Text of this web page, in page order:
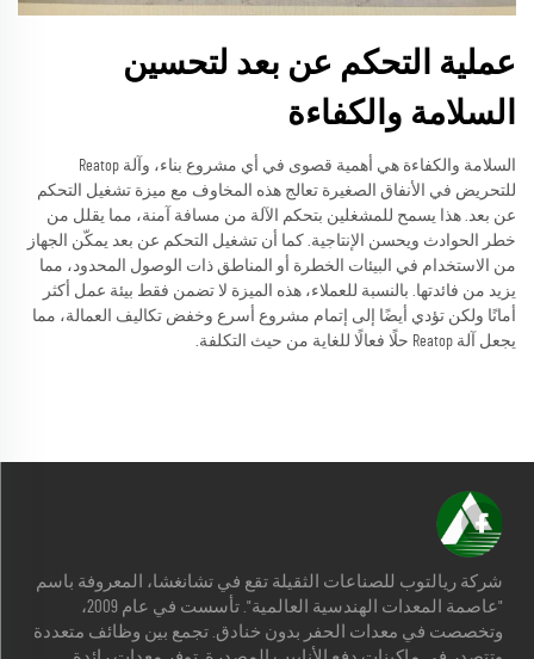
عملية التحكم عن بعد لتحسين
السلامة والكفاءة
السلامة والكفاءة هي أهمية قصوى في أي مشروع بناء، وآلة Reatop
للتحريض في الأنفاق الصغيرة تعالج هذه المخاوف مع ميزة تشغيل التحكم
عن بعد. هذا يسمح للمشغلين بتحكم الآلة من مسافة آمنة، مما يقلل من
خطر الحوادث ويحسن الإنتاجية. كما أن تشغيل التحكم عن بعد يمكّن الجهاز
من الاستخدام في البيئات الخطرة أو المناطق ذات الوصول المحدود، مما
يزيد من فائدتها. بالنسبة للعملاء، هذه الميزة لا تضمن فقط بيئة عمل أكثر
أمانًا ولكن تؤدي أيضًا إلى إتمام مشروع أسرع وخفض تكاليف العمالة، مما
يجعل آلة Reatop حلًا فعالًا للغاية من حيث التكلفة.
شركة ريالتوب للصناعات الثقيلة تقع في تشانغشا، المعروفة باسم
"عاصمة المعدات الهندسية العالمية". تأسست في عام 2009،
وتخصصت في معدات الحفر بدون خنادق. تجمع بين وظائف متعددة